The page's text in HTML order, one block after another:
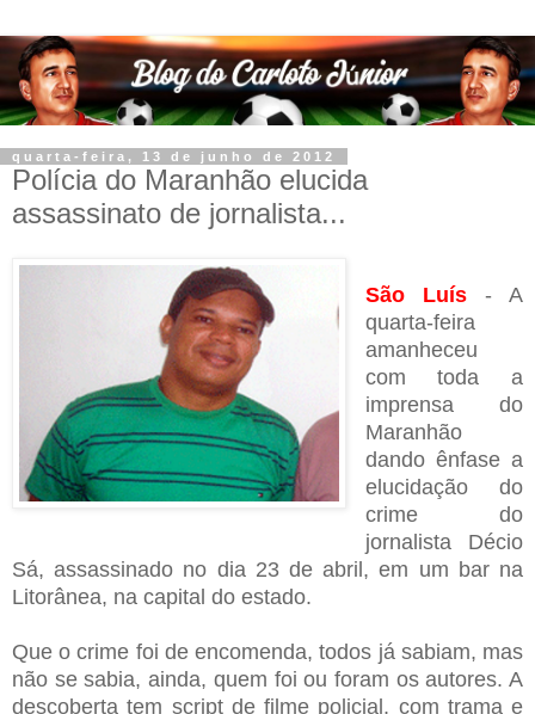
quarta-feira, 13 de junho de 2012
Polícia do Maranhão elucida
assassinato de jornalista...
São Luís- A
quarta-feira
amanheceu
com toda a
imprensa do
Maranhão
dando ênfase a
elucidação do
crime do
jornalista Décio
Sá, assassinado no dia 23 de abril, em um bar na
Litorânea, na capital do estado.
Que o crime foi de encomenda, todos já sabiam, mas
não se sabia, ainda, quem foi ou foram os autores. A
descoberta tem script de filme policial, com trama e